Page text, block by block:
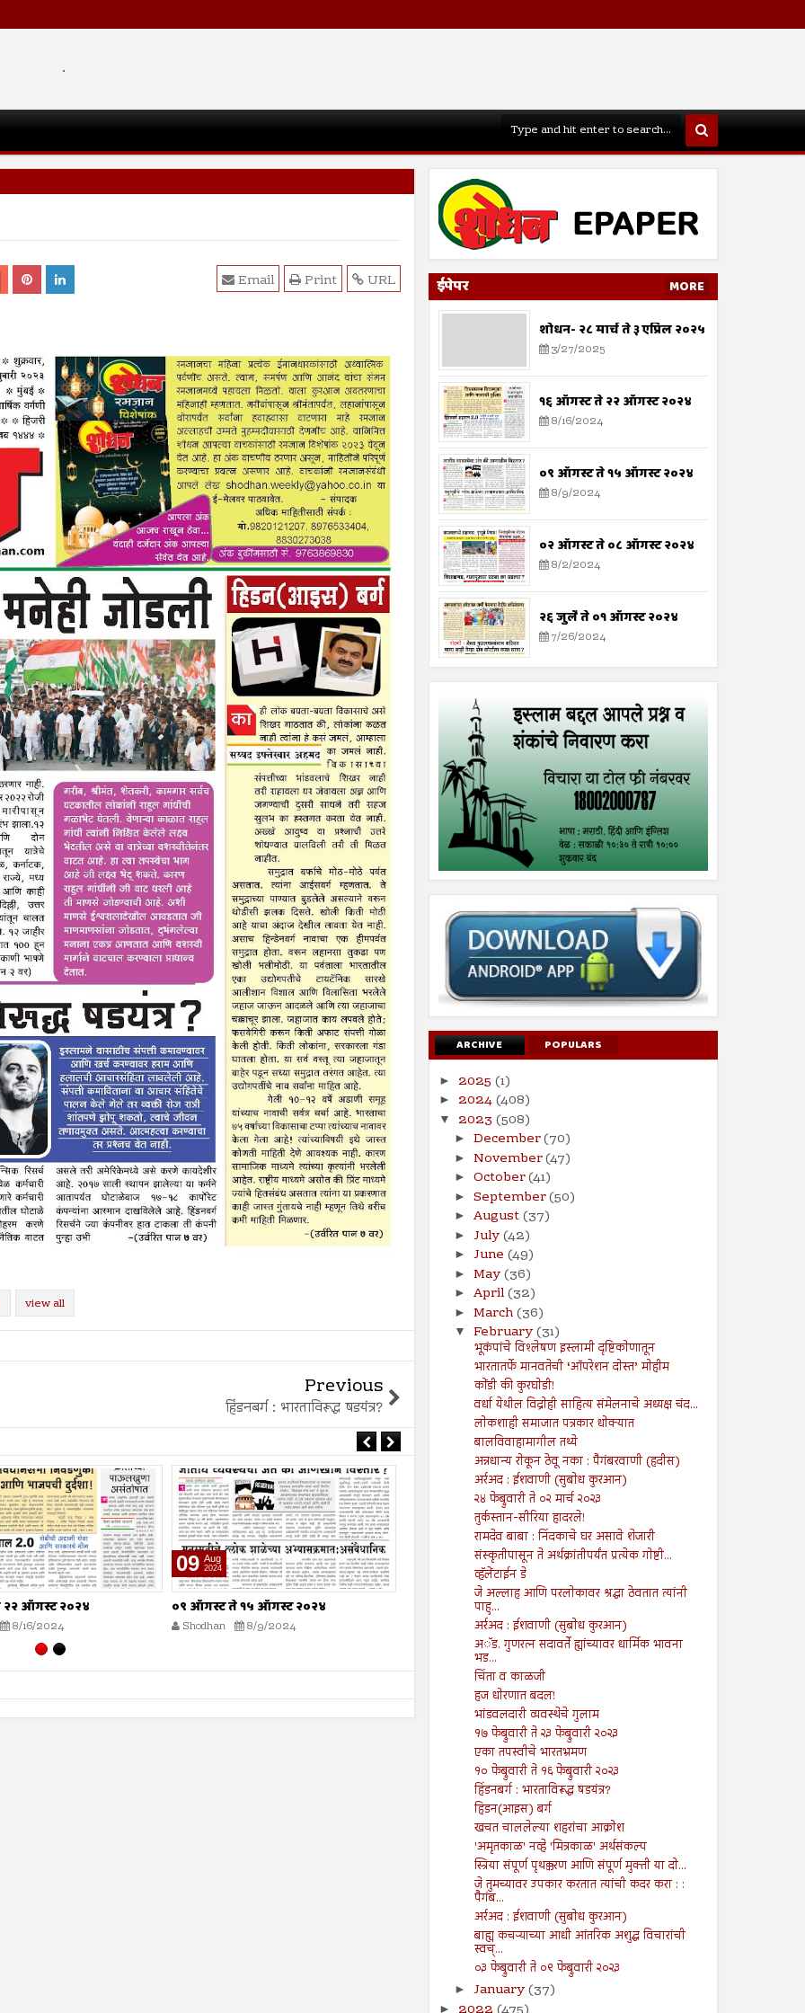
.
URL
Print
Email
view all
Previous
हिंडनबर्ग : भारताविरूद्ध षडयंत्र?
ऑगस्ट २०२४
8/9/2024
02 Aug
2024
०२ ऑगस्ट ते ०८ ऑगस्ट २०२४
Shodhan 8/2/2024
२६ जुलै ते ०१ ऑगस्ट २०२४
7/26/2024
19
ईपेपर MORE
शोधन- २८ मार्च ते ३ एप्रिल २०२५
3/27/2025
१६ ऑगस्ट ते २२ ऑगस्ट २०२४
8/16/2024
०९ ऑगस्ट ते १५ ऑगस्ट २०२४
8/9/2024
०२ ऑगस्ट ते ०८ ऑगस्ट २०२४
8/2/2024
२६ जुलै ते ०१ ऑगस्ट २०२४
7/26/2024
ARCHIVE POPULARS
► 2025 (1)
► 2024(408)
▼ 2023 (508)
► December(70)
► November(47)
► October(41)
► September(50)
► August(37)
► July(42)
► June (49)
► May(36)
► April(32)
► March(36)
▼ February(31)
भूकंपांचे विश्लेषण इस्लामी दृष्टिकोणातून
भारतातर्फे मानवतेची ‘ऑपरेशन दोस्त’ मोहीम
कोंडी की कुरघोडी!
वर्धा येथील विद्रोही साहित्य संमेलनाचे अध्यक्ष चंद...
लोकशाही समाजात पत्रकार धोक्यात
बालविवाहामागील तथ्ये
अन्नधान्य रोकून ठेवू नका : पैगंबरवाणी (हदीस)
अर्रअद : ईशवाणी (सुबोध कुरआन)
२४ फेब्रुवारी ते ०२ मार्च २०२३
तुर्कस्तान-सीरिया हादरले!
रामदेव बाबा : निंदकाचे घर असावे शेजारी
संस्कृतीपासून ते अर्थक्रांतीपर्यंत प्रत्येक गोष्टी...
व्हॅलेंटाईन डे
जे अल्लाह आणि परलोकावर श्रद्धा ठेवतात त्यांनी
पाहु...
अर्रअद : ईशवाणी (सुबोध कुरआन)
अॅड. गुणरत्न सदावर्ते ह्यांच्यावर धार्मिक भावना
भड...
चिंता व काळजी
हज धोरणात बदल!
भांडवलदारी व्यवस्थेचे गुलाम
१७ फेब्रुवारी ते २३ फेब्रुवारी २०२३
एका तपस्वीचे भारतभ्रमण
१० फेब्रुवारी ते १६ फेब्रुवारी २०२३
हिंडनबर्ग : भारताविरूद्ध षडयंत्र?
हिडन(आइस) बर्ग
खचत चाललेल्या शहरांचा आक्रोश
'अमृतकाळ' नव्हे 'मित्रकाळ' अर्थसंकल्प
स्त्रिया संपूर्ण पृथक्करण आणि संपूर्ण मुक्ती या दो...
जे तुमच्यावर उपकार करतात त्यांची कदर करा : :
पैगंब...
अर्रअद : ईशवाणी (सुबोध कुरआन)
बाह्य कचऱ्याच्या आधी आंतरिक अशुद्ध विचारांची
स्वच्...
०३ फेब्रुवारी ते ०९ फेब्रुवारी २०२३
► January(37)
►